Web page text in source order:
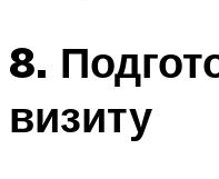
8.
визиту